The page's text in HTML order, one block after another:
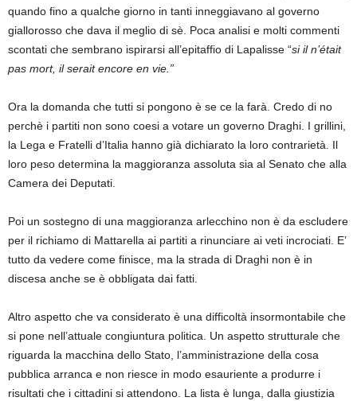
quando fino a qualche giorno in tanti inneggiavano al governo
giallorosso che dava il meglio di sè. Poca analisi e molti commenti
scontati che sembrano ispirarsi all’epitaffio di Lapalisse “si il n’était
pas mort, il serait encore en vie.”
Ora la domanda che tutti si pongono è se ce la farà. Credo di no
perchè i partiti non sono coesi a votare un governo Draghi. I grillini,
la Lega e Fratelli d’Italia hanno già dichiarato la loro contrarietà. Il
loro peso determina la maggioranza assoluta sia al Senato che alla
Camera dei Deputati.
Poi un sostegno di una maggioranza arlecchino non è da escludere
per il richiamo di Mattarella ai partiti a rinunciare ai veti incrociati. E’
tutto da vedere come finisce, ma la strada di Draghi non è in
discesa anche se è obbligata dai fatti.
Altro aspetto che va considerato è una difficoltà insormontabile che
si pone nell’attuale congiuntura politica. Un aspetto strutturale che
riguarda la macchina dello Stato, l’amministrazione della cosa
pubblica arranca e non riesce in modo esauriente a produrre i
risultati che i cittadini si attendono. La lista è lunga, dalla giustizia